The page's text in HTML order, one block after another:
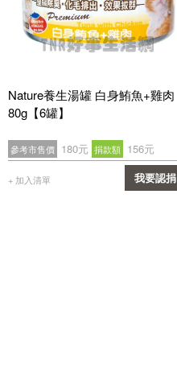
Nature養生湯罐 白身鮪魚+雞肉
80g【6罐】
參考市售價 180元 捐款額 156元
+ 加入清單 我要認捐